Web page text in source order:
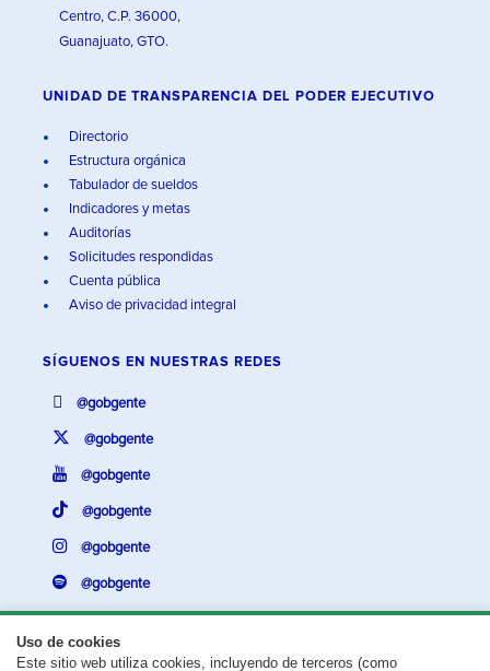
Uso de cookies
Este sitio web utiliza cookies, incluyendo de terceros (como
Centro, C.P. 36000,
Guanajuato, GTO.
UNIDAD DE TRANSPARENCIA DEL PODER EJECUTIVO
Directorio
Estructura orgánica
Tabulador de sueldos
Indicadores y metas
Auditorías
Solicitudes respondidas
Cuenta pública
Aviso de privacidad integral
SÍGUENOS EN NUESTRAS REDES
@gobgente
@gobgente
@gobgente
@gobgente
@gobgente
@gobgente
¿Existe algún problema con esta página?Repórtalo aquí.